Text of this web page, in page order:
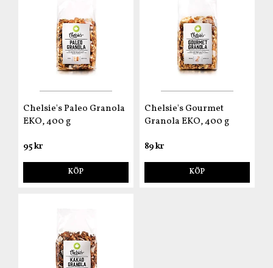
Chelsie's Paleo Granola
EKO, 400 g
95 kr
KÖP
Chelsie's Gourmet
Granola EKO, 400 g
89 kr
KÖP